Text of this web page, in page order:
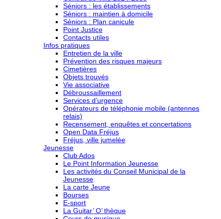
Séniors : les établissements
Séniors : maintien à domicile
Séniors : Plan canicule
Point Justice
Contacts utiles
Infos pratiques
Entretien de la ville
Prévention des risques majeurs
Cimetières
Objets trouvés
Vie associative
Débroussaillement
Services d’urgence
Opérateurs de téléphonie mobile (antennes
relais)
Recensement, enquêtes et concertations
Open Data Fréjus
Fréjus, ville jumelée
Jeunesse
Club Ados
Le Point Information Jeunesse
Les activités du Conseil Municipal de la
Jeunesse
La carte Jeune
Bourses
E-sport
La Guitar’ O’ thèque